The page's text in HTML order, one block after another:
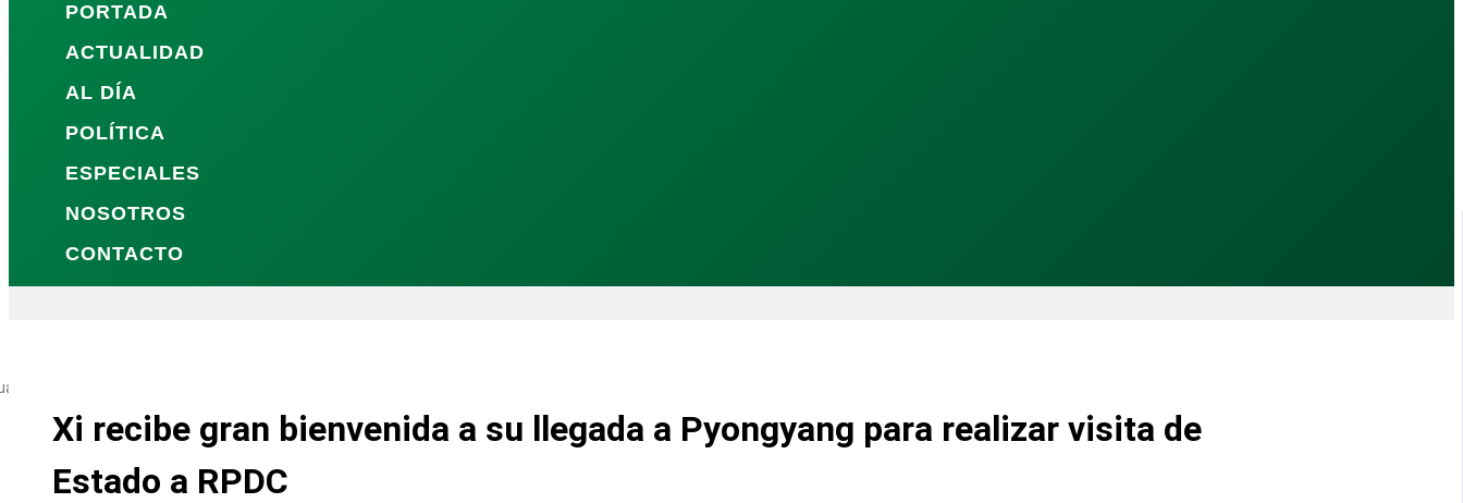
PORTADA
ACTUALIDAD
AL DÍA
POLÍTICA
ESPECIALES
NOSOTROS
CONTACTO
Xi recibe gran bienvenida a su llegada a Pyongyang para realizar visita de
Estado a RPDC